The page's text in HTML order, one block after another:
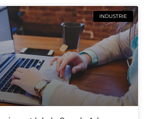
INDUSTRIE